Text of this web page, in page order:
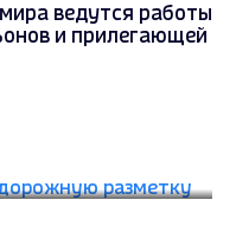
ведутся работы
и прилегающей